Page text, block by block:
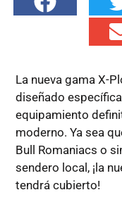
La nueva gama X-
diseñado
equipamiento
moderno. Ya sea
Bull Romaniacs o
sendero local, ¡la
tendrá cubierto!